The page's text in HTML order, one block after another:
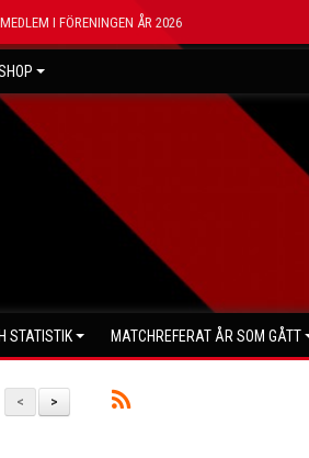
I FÖRENINGEN ÅR 2026
STATISTIK MATCHREFERAT ÅR SOM GÅTT
>
<